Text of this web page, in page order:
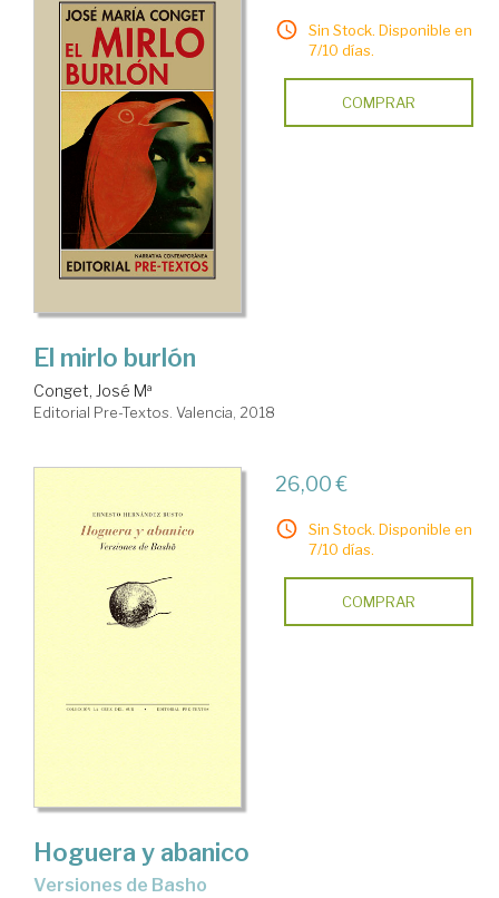
Sin Stock. Disponible en
7/10 días.
COMPRAR
El mirlo burlón
Conget, José Mª
Editorial Pre-Textos. Valencia, 2018
26,00 €
Sin Stock. Disponible en
7/10 días.
COMPRAR
Hoguera y abanico
versiones de Basho